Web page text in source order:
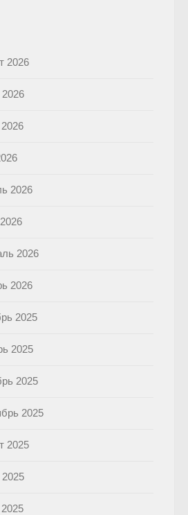
2026
2026
2026
2026
2025
2025
2025
2025
2025